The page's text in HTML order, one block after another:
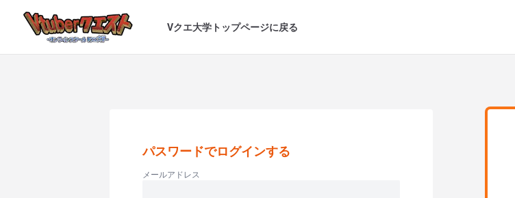
Vクエ大学トップページに戻る
パスワードでログインする
メールアドレス